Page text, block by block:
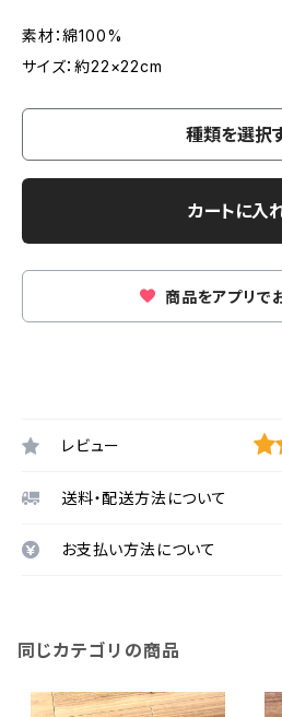
素材：綿100%
サイズ：約22×22cm
種類を選択
カートに入
商品をアプリで
レビュー
送料・配送方法について
お支払い方法について
同じカテゴリの商品